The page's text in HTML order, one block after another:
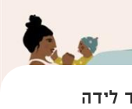
לידה